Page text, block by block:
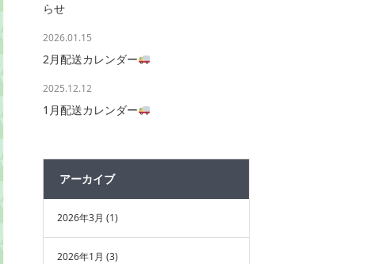
らせ
2026.01.15
2月配送カレンダー
2025.12.12
1月配送カレンダー
アーカイブ
2026年3月 (1)
2026年1月 (3)